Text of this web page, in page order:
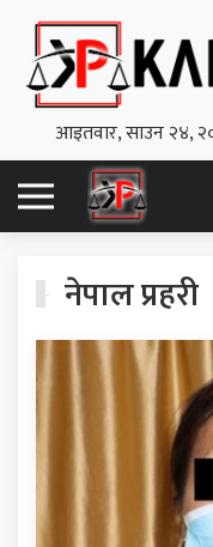
आइतवार, साउन २४,
नेपाल प्रहरी